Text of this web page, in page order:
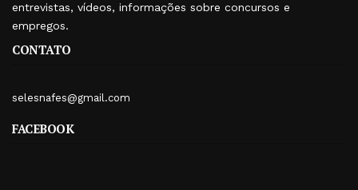
entrevistas, vídeos, informações sobre concursos e
empregos.
CONTATO
selesnafes@gmail.com
FACEBOOK